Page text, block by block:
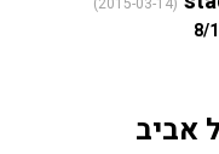
אביב